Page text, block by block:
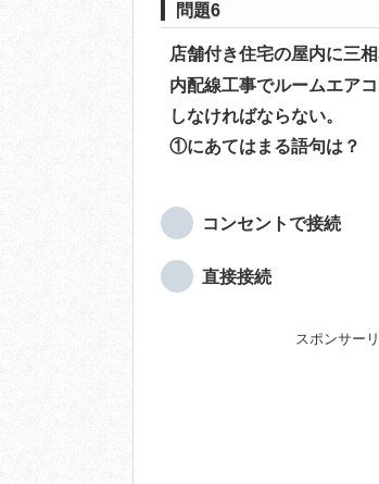
問題6
店舗付き住宅の屋内に三
内配線工事でルームエア
しなければならない。
①にあてはまる語句は？
コンセントで接続
直接接続
スポンサー